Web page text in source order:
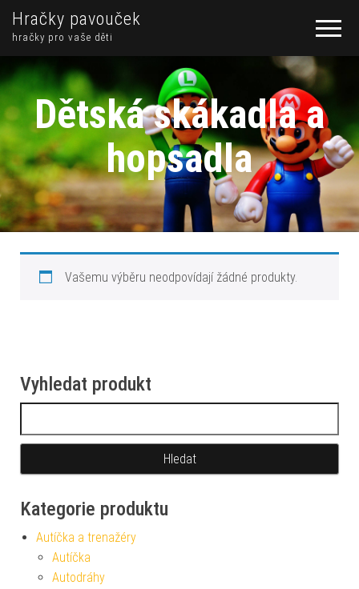
Hračky pavouček
hračky pro vaše děti
Dětská skákadla a
hopsadla
Vašemu výběru neodpovídají žádné produkty.
Vyhledat produkt
Kategorie produktu
Autíčka a trenažéry
Autíčka
Autodráhy